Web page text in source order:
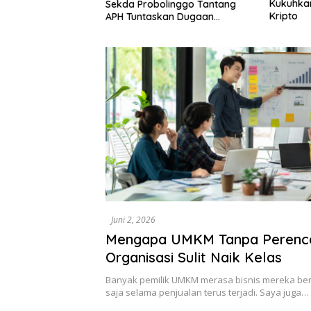
Kukuhkan Kiprah di Industri
Kripto
Dasco
Juni 2, 2026
Mengapa UMKM Tanpa
Organisasi Sulit Naik Kelas
Banyak pemilik UMKM merasa bisnis mereka
saja selama penjualan terus terjadi. Saya juga…